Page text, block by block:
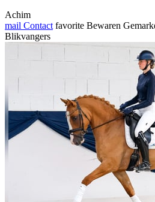
Achim
mail Contact favorite Bewaren
Blikvangers